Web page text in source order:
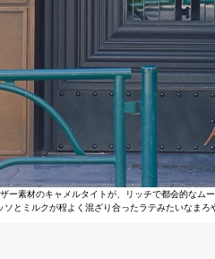
ー素材のキャメルタイトが、リッチで都会的なム
とミルクが程よく混ざり合ったラテみたいなまろ